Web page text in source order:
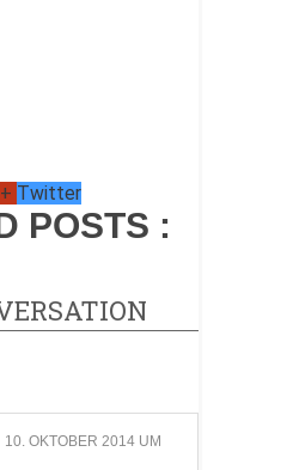
Twitter
POSTS :
10. OKTOBER 2014 UM